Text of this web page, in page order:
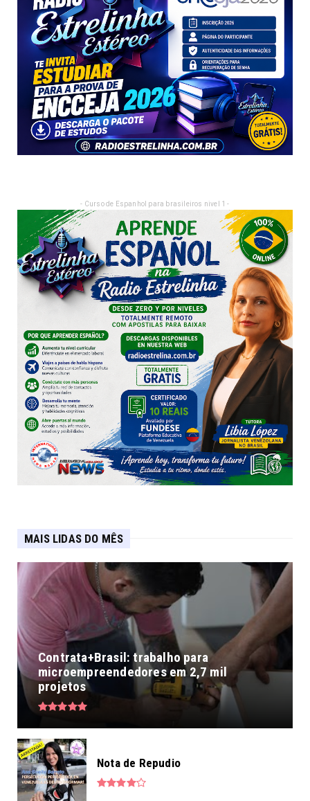
- Curso de Espanhol para brasileiros nivel 1 -
MAIS LIDAS DO MÊS
Contrata+Brasil: trabalho para
microempreendedores em 2,7 mil
projetos
Nota de Repudio